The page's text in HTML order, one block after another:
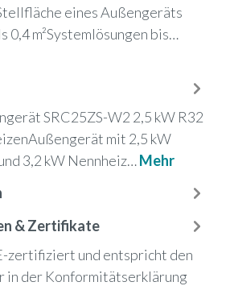
eines Außengeräts
0,4 m²Systemlösungen bis…
SRC25ZS-W2 2,5 kW R32
mit 2,5 kW
3,2 kW Nennheiz…Mehr
& Zertifikate
zertifiziert und entspricht den
in der Konformitätserklärung